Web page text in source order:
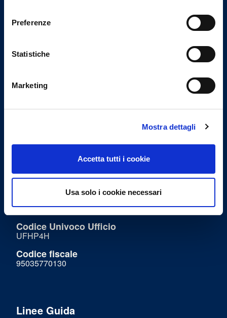
Preferenze
Statistiche
Marketing
Mostra dettagli
Accetta tutti i cookie
Usa solo i cookie necessari
Uffici
Corso Martiri della Liberazione n° 86
Tel.
Codici istituzionali
opmcolc
Codice Univoco Ufficio
UFHP4H
Codice fiscale
95035770130
Linee Guida